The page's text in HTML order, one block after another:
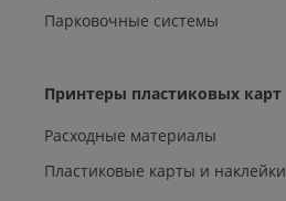
Парковочные системы
Принтеры пластиковых карт
Расходные материалы
Пластиковые карты и наклейки